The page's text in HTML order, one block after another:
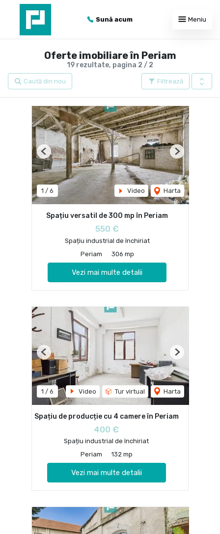
Sună acum Meniu
19 rezultate, pagina 2 / 2
Oferte imobiliare în Periam
Filtrează
Caută din nou
1 / 6 Video Harta
Previous Next
Spațiu versatil de 300 mp în Periam
550 €
Spațiu industrial de închiriat
Periam
306 mp
Vezi mai multe detalii
1 / 6 Video Tur virtual Harta
Previous Next
Spațiu de producție cu 4 camere în Periam
400 €
Spațiu industrial de închiriat
Periam
132 mp
Vezi mai multe detalii